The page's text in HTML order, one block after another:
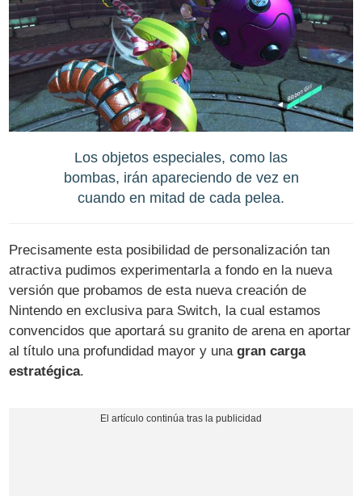
Los objetos especiales, como las
bombas, irán apareciendo de vez en
cuando en mitad de cada pelea.
Precisamente esta posibilidad de personalización tan
atractiva pudimos experimentarla a fondo en la nueva
versión que probamos de esta nueva creación de
Nintendo en exclusiva para Switch, la cual estamos
convencidos que aportará su granito de arena en aportar
al título una profundidad mayor y unagran carga
estratégica.